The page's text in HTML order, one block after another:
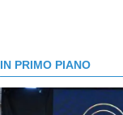
IN PRIMO PIANO